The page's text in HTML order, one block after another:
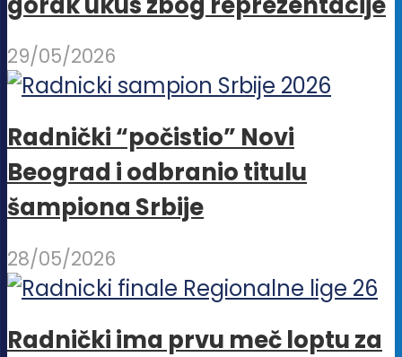
29/05/2026
Radnički “počistio” Novi
Beograd i odbranio titulu
šampiona Srbije
28/05/2026
Radnički ima prvu meč loptu za